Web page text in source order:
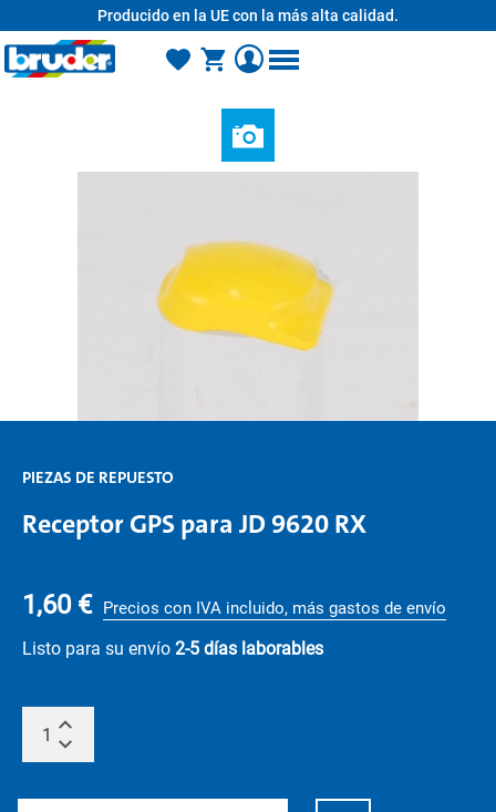
Producido en la UE con la más alta calidad.
PIEZAS DE REPUESTO
Receptor GPS para JD 9620 RX
1,60 € Precios con IVA incluido, más gastos de envío
Listo para su envío 2-5 días laborables